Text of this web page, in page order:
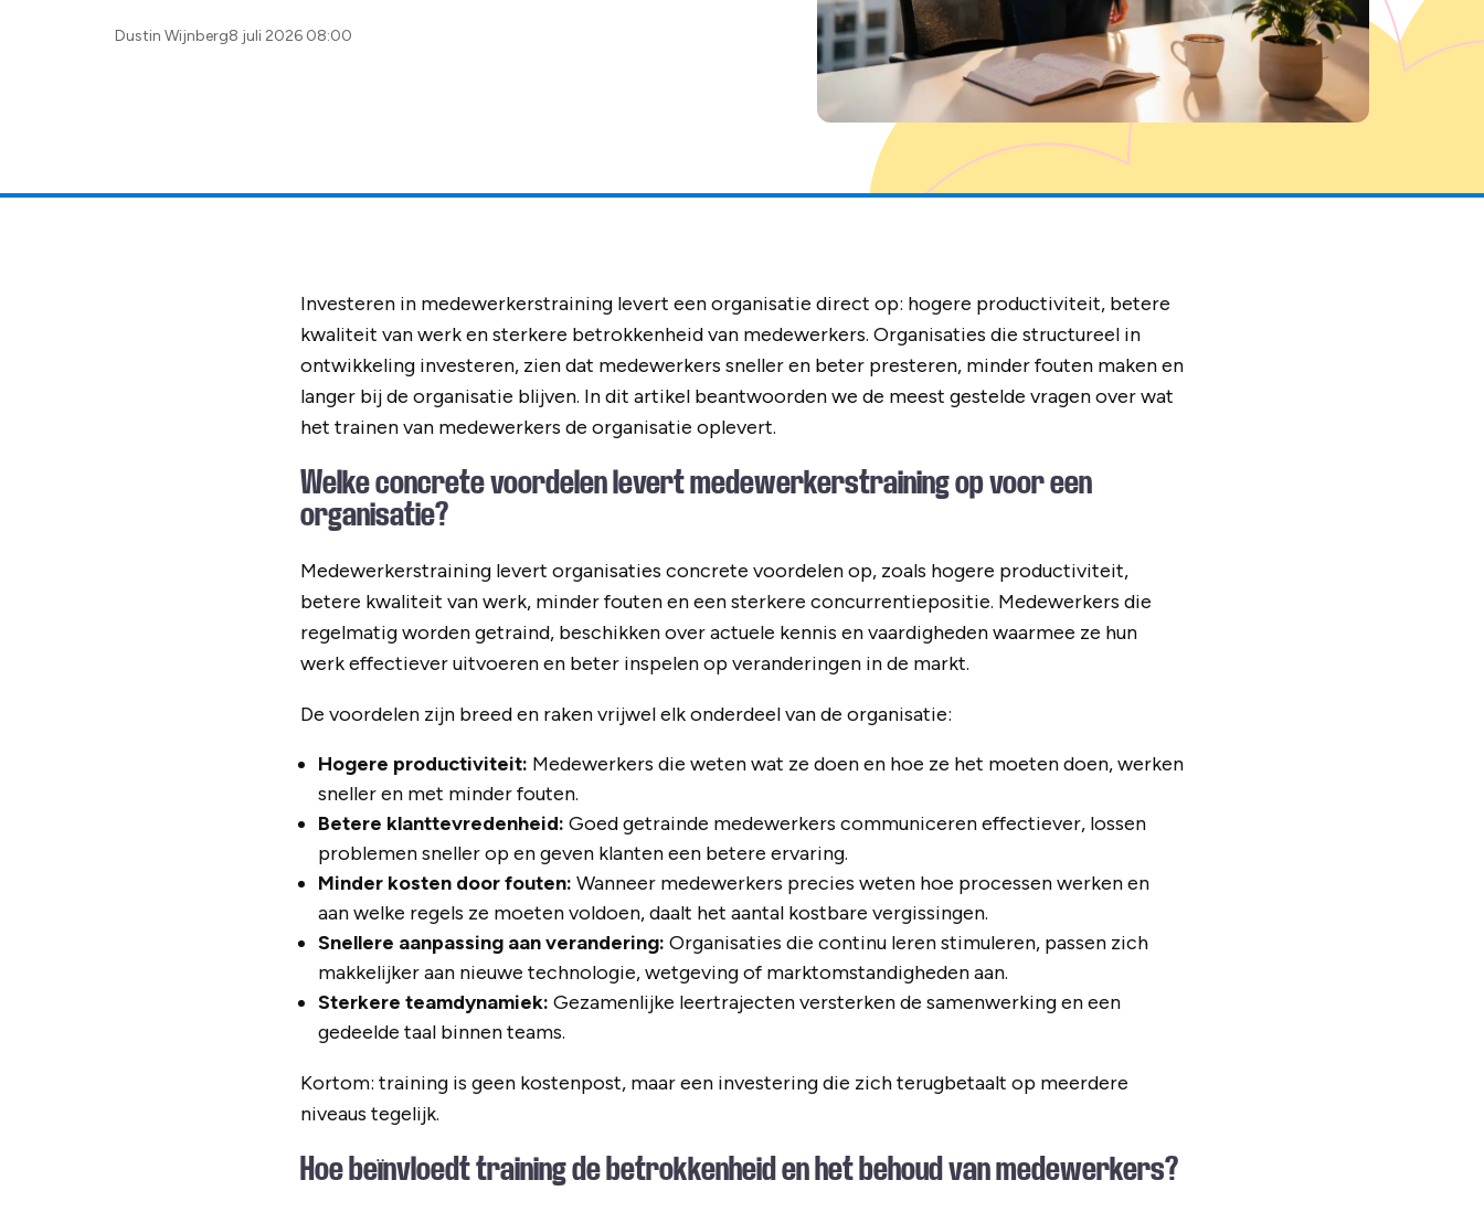
Posted
Dustin Wijnberg8 juli 2026 08:00
Investeren in medewerkerstraining levert een organisatie direct op: hogere productiviteit, betere
kwaliteit van werk en sterkere betrokkenheid van medewerkers. Organisaties die structureel in
ontwikkeling investeren, zien dat medewerkers sneller en beter presteren, minder fouten maken en
langer bij de organisatie blijven. In dit artikel beantwoorden we de meest gestelde vragen over wat
het trainen van medewerkers de organisatie oplevert.
Welke concrete voordelen levert medewerkerstraining op voor een
organisatie?
Medewerkerstraining levert organisaties concrete voordelen op, zoals hogere productiviteit,
betere kwaliteit van werk, minder fouten en een sterkere concurrentiepositie. Medewerkers die
regelmatig worden getraind, beschikken over actuele kennis en vaardigheden waarmee ze hun
werk effectiever uitvoeren en beter inspelen op veranderingen in de markt.
De voordelen zijn breed en raken vrijwel elk onderdeel van de organisatie:
Hogere productiviteit: Medewerkers die weten wat ze doen en hoe ze het moeten doen, werken
sneller en met minder fouten.
Betere klanttevredenheid: Goed getrainde medewerkers communiceren effectiever, lossen
problemen sneller op en geven klanten een betere ervaring.
Minder kosten door fouten: Wanneer medewerkers precies weten hoe processen werken en
aan welke regels ze moeten voldoen, daalt het aantal kostbare vergissingen.
Snellere aanpassing aan verandering: Organisaties die continu leren stimuleren, passen zich
makkelijker aan nieuwe technologie, wetgeving of marktomstandigheden aan.
Sterkere teamdynamiek: Gezamenlijke leertrajecten versterken de samenwerking en een
gedeelde taal binnen teams.
Kortom: training is geen kostenpost, maar een investering die zich terugbetaalt op meerdere
niveaus tegelijk.
Hoe beïnvloedt training de betrokkenheid en het behoud van medewerkers?